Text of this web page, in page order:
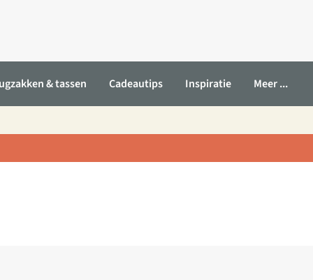
& tassen Cadeautips Inspiratie Meer ...